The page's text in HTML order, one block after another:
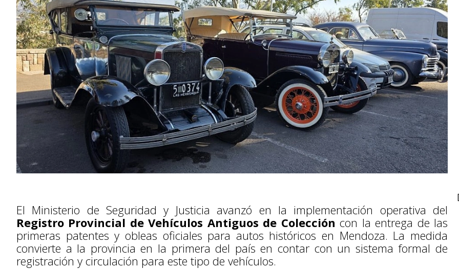
El Ministerio de Seguridad y Justicia avanzó en la implementación operativa del
Registro Provincial de Vehículos Antiguos de Colección con la entrega de las
primeras patentes y obleas oficiales para autos históricos en Mendoza. La medida
convierte a la provincia en la primera del país en contar con un sistema formal de
registración y circulación para este tipo de vehículos.